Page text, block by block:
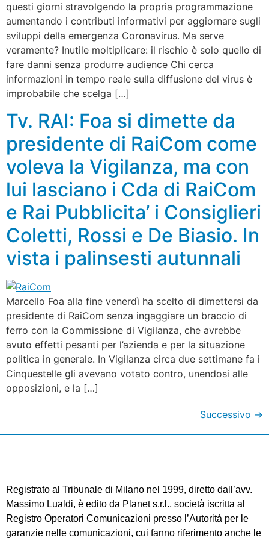
questi giorni stravolgendo la propria programmazione
aumentando i contributi informativi per aggiornare sugli
sviluppi della emergenza Coronavirus. Ma serve
veramente? Inutile moltiplicare: il rischio è solo quello di
fare danni senza produrre audience Chi cerca
informazioni in tempo reale sulla diffusione del virus è
improbabile che scelga […]
Tv. RAI: Foa si dimette da
presidente di RaiCom come
voleva la Vigilanza, ma con
lui lasciano i Cda di RaiCom
e Rai Pubblicita’ i Consiglieri
Coletti, Rossi e De Biasio. In
vista i palinsesti autunnali
Marcello Foa alla fine venerdì ha scelto di dimettersi da
presidente di RaiCom senza ingaggiare un braccio di
ferro con la Commissione di Vigilanza, che avrebbe
avuto effetti pesanti per l’azienda e per la situazione
politica in generale. In Vigilanza circa due settimane fa i
Cinquestelle gli avevano votato contro, unendosi alle
opposizioni, e la […]
Successivo →
Registrato al Tribunale di Milano nel 1999, diretto dall’avv.
Massimo Lualdi, è edito da Planet s.r.l., società iscritta al
Registro Operatori Comunicazioni presso l’Autorità per le
garanzie nelle comunicazioni, cui fanno riferimento anche le